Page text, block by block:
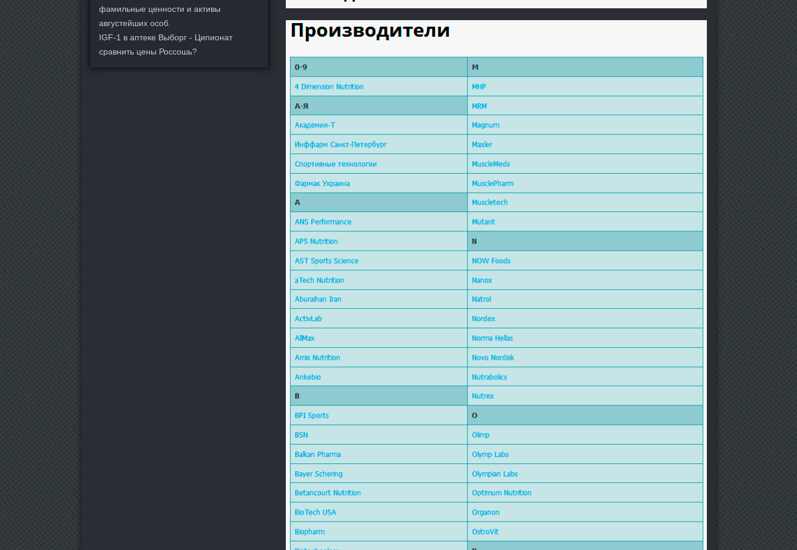
фамильные ценности и активы
августейших особ.
IGF-1 в аптеке Выборг - Ципионат
сравнить цены Россошь?